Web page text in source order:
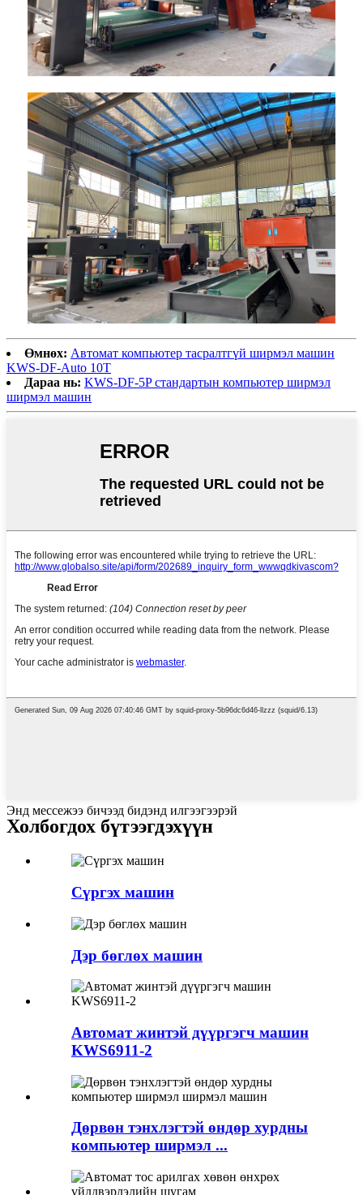
Өмнөх: Автомат компьютер тасралтгүй ширмэл машин
KWS-DF-Auto 10T
Дараа нь: KWS-DF-5P стандартын компьютер ширмэл
ширмэл машин
Энд мессежээ бичээд бидэнд илгээгээрэй
Холбогдох бүтээгдэхүүн
Сүргэх машин
Дэр бөглөх машин
Автомат жинтэй дүүргэгч машин
KWS6911-2
Дөрвөн тэнхлэгтэй өндөр хурдны
компьютер ширмэл ...